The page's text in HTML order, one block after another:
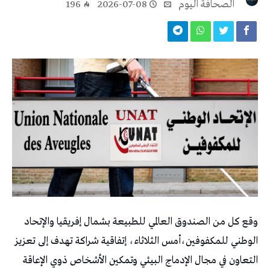
2026-07-08
196
وقع كل من الصندوق العالمي للطبيعة بشمال إفريقيا والإتحاد
الوطني للمكفوفين،أمس الثلاثاء، إتفاقية شراكة تهدف إلى تعزيز
التعاون في مجال الإدماج البيئي وتمكين الأشخاص ذوي الإعاقة